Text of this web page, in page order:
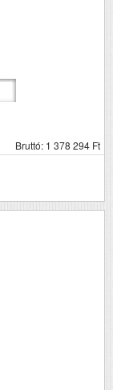
Bruttó: 1 378 294 Ft